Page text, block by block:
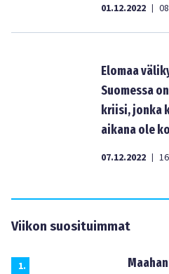
01.12.2022 |
Elomaa
Suomessa
kriisi, jonka
aikana ole
07.12.2022 |
Viikon suosituimmat
1.